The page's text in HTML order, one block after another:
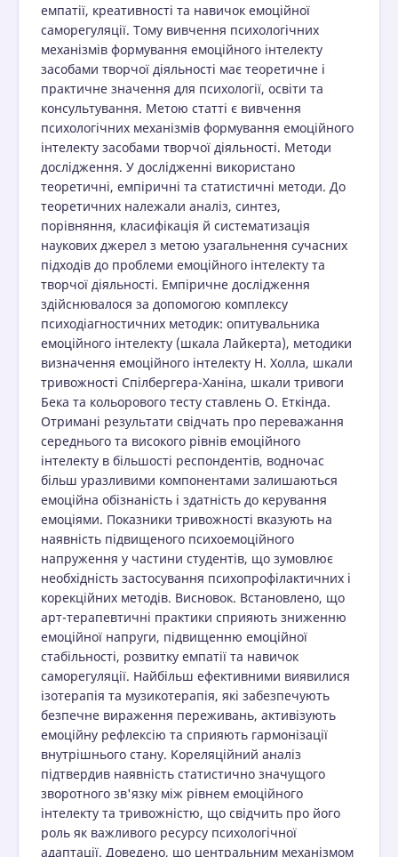
емпатії, креативності та навичок емоційної
саморегуляції. Тому вивчення психологічних
механізмів формування емоційного інтелекту
засобами творчої діяльності має теоретичне і
практичне значення для психології, освіти та
консультування. Метою статті є вивчення
психологічних механізмів формування емоційного
інтелекту засобами творчої діяльності. Методи
дослідження. У дослідженні використано
теоретичні, емпіричні та статистичні методи. До
теоретичних належали аналіз, синтез,
порівняння, класифікація й систематизація
наукових джерел з метою узагальнення сучасних
підходів до проблеми емоційного інтелекту та
творчої діяльності. Емпіричне дослідження
здійснювалося за допомогою комплексу
психодіагностичних методик: опитувальника
емоційного інтелекту (шкала Лайкерта), методики
визначення емоційного інтелекту Н. Холла, шкали
тривожності Спілбергера-Ханіна, шкали тривоги
Бека та кольорового тесту ставлень О. Еткінда.
Отримані результати свідчать про переважання
середнього та високого рівнів емоційного
інтелекту в більшості респондентів, водночас
більш уразливими компонентами залишаються
емоційна обізнаність і здатність до керування
емоціями. Показники тривожності вказують на
наявність підвищеного психоемоційного
напруження у частини студентів, що зумовлює
необхідність застосування психопрофілактичних і
корекційних методів. Висновок. Встановлено, що
арт-терапевтичні практики сприяють зниженню
емоційної напруги, підвищенню емоційної
стабільності, розвитку емпатії та навичок
саморегуляції. Найбільш ефективними виявилися
ізотерапія та музикотерапія, які забезпечують
безпечне вираження переживань, активізують
емоційну рефлексію та сприяють гармонізації
внутрішнього стану. Кореляційний аналіз
підтвердив наявність статистично значущого
зворотного зв'язку між рівнем емоційного
інтелекту та тривожністю, що свідчить про його
роль як важливого ресурсу психологічної
адаптації. Доведено, що центральним механізмом